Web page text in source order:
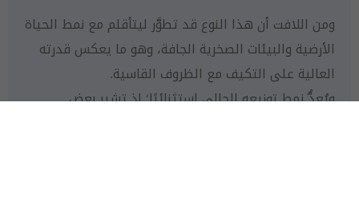
ومن اللافت أن هذا النوع قد تطوَّر ليتأقلم مع نمط الحياة
الأرضية والبيئات الصخرية الجافة، وهو ما يعكس قدرته
العالية على التكيف مع الظروف القاسية.
ويُعدُّ نمط توزيعه الحالي استثنائيًا؛ إذ تشير بعض